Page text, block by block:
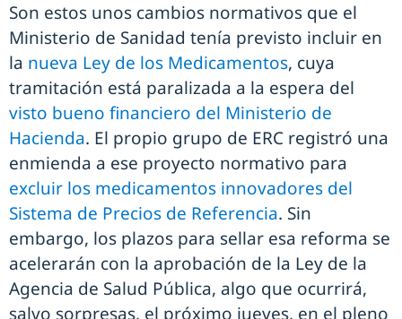
Son estos unos cambios normativos que el
Ministerio de Sanidad tenía previsto incluir en
la nueva Ley de los Medicamentos, cuya
tramitación está paralizada a la espera del
visto bueno financiero del Ministerio de
Hacienda. El propio grupo de ERC registró una
enmienda a ese proyecto normativo para
excluir los medicamentos innovadores del
Sistema de Precios de Referencia. Sin
embargo, los plazos para sellar esa reforma se
acelerarán con la aprobación de la Ley de la
Agencia de Salud Pública, algo que ocurrirá,
salvo sorpresas, el próximo jueves, en el pleno